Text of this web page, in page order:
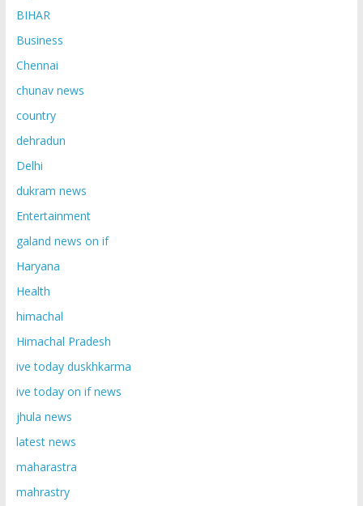
BIHAR
Business
Chennai
chunav news
country
dehradun
Delhi
dukram news
Entertainment
galand news on if
Haryana
Health
himachal
Himachal Pradesh
ive today duskhkarma
ive today on if news
jhula news
latest news
maharastra
mahrastry